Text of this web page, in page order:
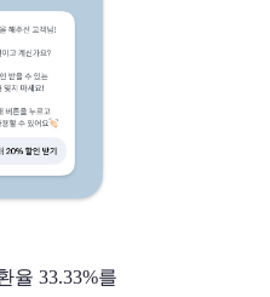
율 33.33%를